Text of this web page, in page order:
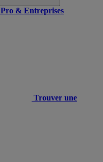
Pro & Entreprises
Trouver une